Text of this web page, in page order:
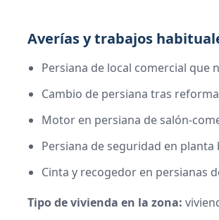
Averías y trabajos
Persiana de local comercial que
Cambio de persiana tras
Motor en persiana de salón-
Persiana de seguridad en planta
Cinta y recogedor en persianas
Tipo de vivienda en la zona: